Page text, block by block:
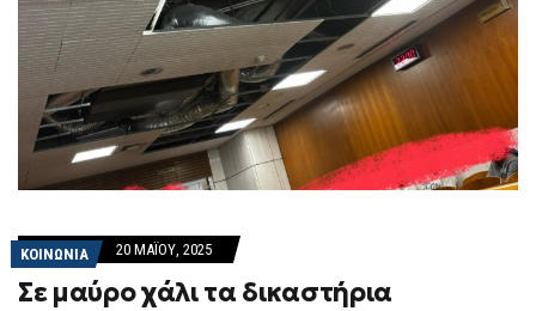
ΚΟΙΝΩΝΙΑ 20 ΜΑΪ́ΟΥ, 2025
Σε μαύρο χάλι τα δικαστήρια